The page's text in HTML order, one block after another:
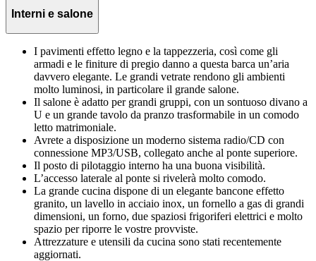
Interni e salone
I pavimenti effetto legno e la tappezzeria, così come gli
armadi e le finiture di pregio danno a questa barca un’aria
davvero elegante. Le grandi vetrate rendono gli ambienti
molto luminosi, in particolare il grande salone.
Il salone è adatto per grandi gruppi, con un sontuoso divano a
U e un grande tavolo da pranzo trasformabile in un comodo
letto matrimoniale.
Avrete a disposizione un moderno sistema radio/CD con
connessione MP3/USB, collegato anche al ponte superiore.
Il posto di pilotaggio interno ha una buona visibilità.
L’accesso laterale al ponte si rivelerà molto comodo.
La grande cucina dispone di un elegante bancone effetto
granito, un lavello in acciaio inox, un fornello a gas di grandi
dimensioni, un forno, due spaziosi frigoriferi elettrici e molto
spazio per riporre le vostre provviste.
Attrezzature e utensili da cucina sono stati recentemente
aggiornati.